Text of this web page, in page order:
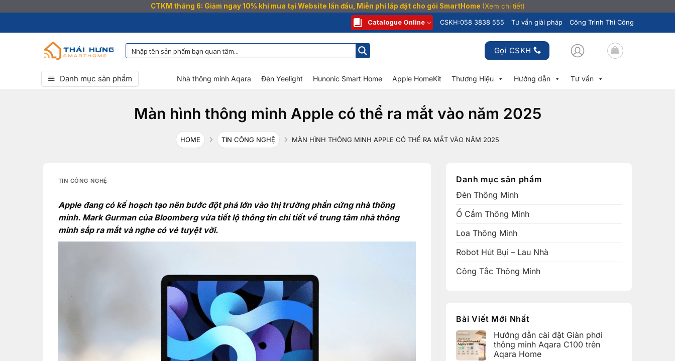
CTKM tháng 6: Giảm ngay 10% khi mua tại Website lần đầu, Miễn phí lắp đặt cho gói SmartHome (Xem chi tiết)
qua
Catalogue Online CSKH:058 3838 555 Tư vấn giải pháp Công Trình Thi Công
Gọi CSKH
Danh mục sản phẩm Nhà thông minh Aqara Đèn Yeelight Hunonic Smart Home Apple HomeKit Thương Hiệu Hướng dẫn Tư vấn
Màn hình thông minh Apple có thể ra mắt vào năm 2025
HOME TIN CÔNG NGHỆ MÀN HÌNH THÔNG MINH APPLE CÓ THỂ RA MẮT VÀO NĂM 2025
TIN CÔNG NGHỆ
Apple đang có kế hoạch tạo nên bước đột phá lớn vào thị trường phần cứng nhà thông
minh. Mark Gurman của Bloomberg vừa tiết lộ thông tin chi tiết về trung tâm nhà thông
minh sắp ra mắt và nghe có vẻ tuyệt vời.
Danh mục sản phẩm
Đèn Thông Minh
Ổ Cắm Thông Minh
Loa Thông Minh
Robot Hút Bụi – Lau Nhà
Công Tắc Thông Minh
Bài Viết Mới Nhất
Hướng dẫn cài đặt Giàn phơi
thông minh Aqara C100 trên
Aqara Home